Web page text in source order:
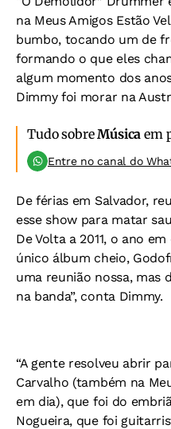
na Meus Amigos Estão
bumbo, tocando um de
formando o que eles
algum momento dos
Dimmy foi morar na
Tudo sobreMúsica em
Entre no canal do
De férias em Salvador,
esse show para matar
De Volta a 2011, o ano
único álbum cheio,
uma reunião nossa, mas
na banda”, conta Dimmy.
“A gente resolveu abrir
Carvalho (também na
em dia), que foi do
Nogueira, que foi